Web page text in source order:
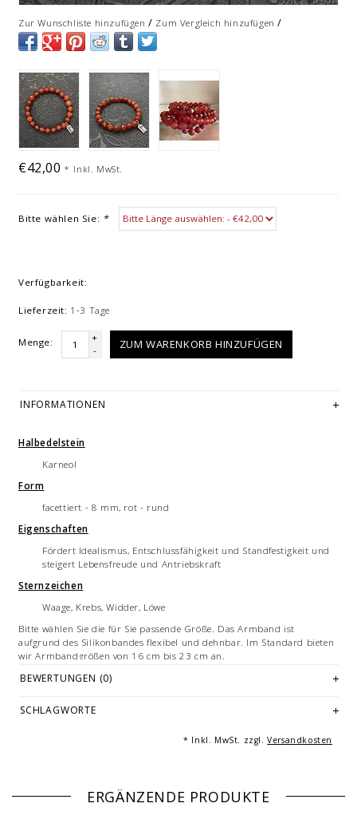
Zur Wunschliste hinzufügen / Zum Vergleich hinzufügen /
€42,00* Inkl. MwSt.
Bitte wählen Sie: *
Verfügbarkeit:
Lieferzeit: 1-3 Tage
Menge:
+
-
ZUM WARENKORB HINZUFÜGEN
INFORMATIONEN
Halbedelstein
Karneol
Form
facettiert - 8 mm, rot - rund
Eigenschaften
Fördert Idealismus, Entschlussfähigkeit und Standfestigkeit und
steigert Lebensfreude und Antriebskraft
Sternzeichen
Waage, Krebs, Widder, Löwe
Bitte wählen Sie die für Sie passende Größe. Das Armband ist
aufgrund des Silikonbandes flexibel und dehnbar. Im Standard bieten
wir Armbandgrößen von 16 cm bis 23 cm an.
Hier finden Sie weitere Informationen zu den verfügbaren
und
Jedes Armband ist ein handgemachtes Unikat - hergestellt in
keine Arzneien oder ärztliche Behandlungen.
BEWERTUNGEN (0)
SCHLAGWORTE
* Inkl. MwSt. zzgl.Versandkosten
ERGÄNZENDE PRODUKTE